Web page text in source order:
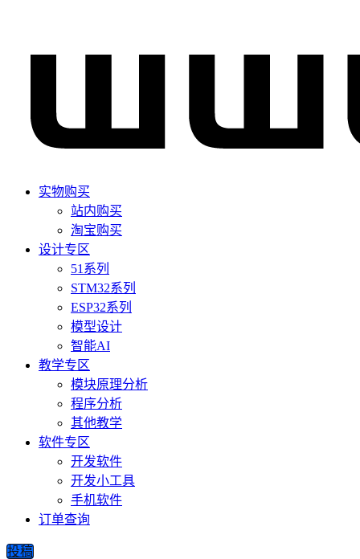
实物购买
站内购买
淘宝购买
设计专区
51系列
STM32系列
ESP32系列
模型设计
智能AI
教学专区
模块原理分析
程序分析
其他教学
软件专区
开发软件
开发小工具
手机软件
订单查询
投稿